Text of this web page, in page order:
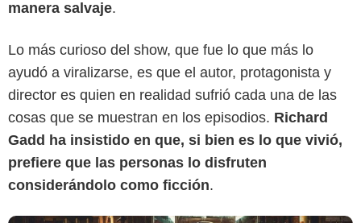
manera salvaje.
Lo más curioso del show, que fue lo que más lo
ayudó a viralizarse, es que el autor, protagonista y
director es quien en realidad sufrió cada una de las
cosas que se muestran en los episodios. Richard
Gadd ha insistido en que, si bien es lo que vivió,
prefiere que las personas lo disfruten
considerándolo como ficción.